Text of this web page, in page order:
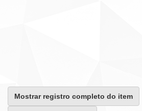
Mostrar registro completo do item